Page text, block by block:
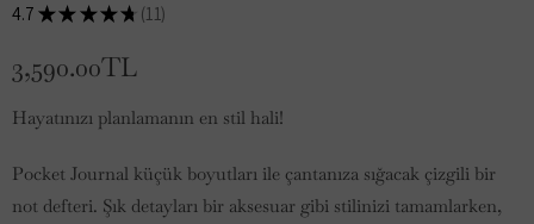
4.7 ★ ★ ★ ★ ★ 11
11
3,590.00TL
Hayatınızı planlamanın en stil hali!
Pocket Journal küçük boyutları ile çantanıza sığacak çizgili bir
not defteri. Şık detayları bir aksesuar gibi stilinizi tamamlarken,